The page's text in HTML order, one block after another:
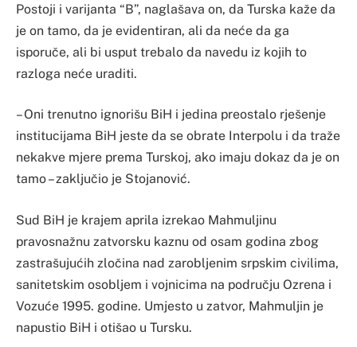
Postoji i varijanta “B”, naglašava on, da Turska kaže da
je on tamo, da je evidentiran, ali da neće da ga
isporuče, ali bi usput trebalo da navedu iz kojih to
razloga neće uraditi.
– Oni trenutno ignorišu BiH i jedina preostalo rješenje
institucijama BiH jeste da se obrate Interpolu i da traže
nekakve mjere prema Turskoj, ako imaju dokaz da je on
tamo – zaključio je Stojanović.
Sud BiH je krajem aprila izrekao Mahmuljinu
pravosnažnu zatvorsku kaznu od osam godina zbog
zastrašujućih zločina nad zarobljenim srpskim civilima,
sanitetskim osobljem i vojnicima na području Ozrena i
Vozuće 1995. godine. Umjesto u zatvor, Mahmuljin je
napustio BiH i otišao u Tursku.